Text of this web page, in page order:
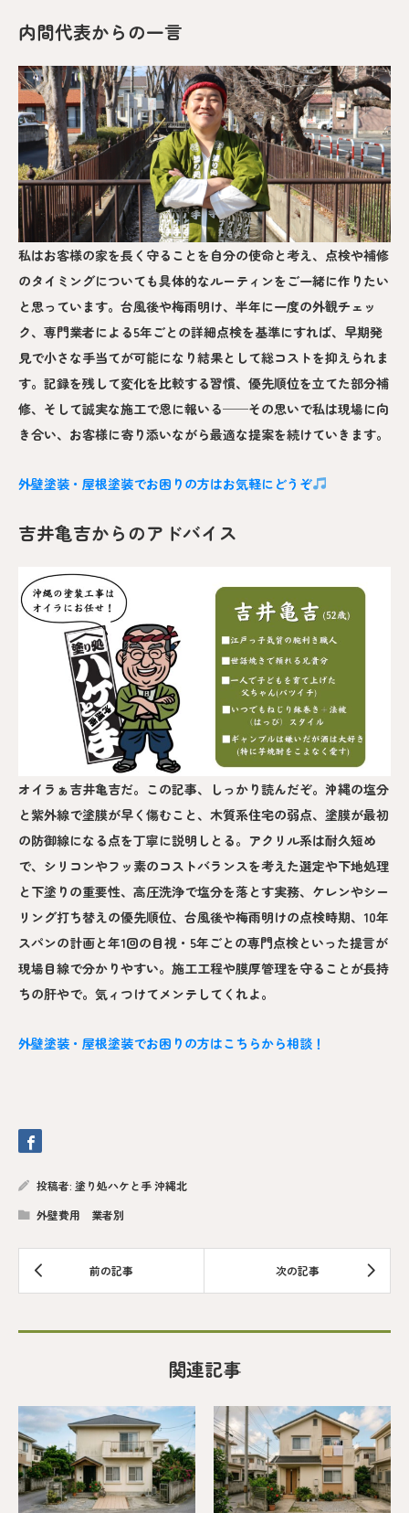
内間代表からの一言
私はお客様の家を長く守ることを自分の使命と考え、点検や補修
のタイミングについても具体的なルーティンをご一緒に作りたい
と思っています。台風後や梅雨明け、半年に一度の外観チェッ
ク、専門業者による5年ごとの詳細点検を基準にすれば、早期発
見で小さな手当てが可能になり結果として総コストを抑えられま
す。記録を残して変化を比較する習慣、優先順位を立てた部分補
修、そして誠実な施工で恩に報いる──その思いで私は現場に向
き合い、お客様に寄り添いながら最適な提案を続けていきます。
外壁塗装・屋根塗装でお困りの方はお気軽にどうぞ
吉井亀吉からのアドバイス
オイラぁ吉井亀吉だ。この記事、しっかり読んだぞ。沖縄の塩分
と紫外線で塗膜が早く傷むこと、木質系住宅の弱点、塗膜が最初
の防御線になる点を丁寧に説明しとる。アクリル系は耐久短め
で、シリコンやフッ素のコストバランスを考えた選定や下地処理
と下塗りの重要性、高圧洗浄で塩分を落とす実務、ケレンやシー
リング打ち替えの優先順位、台風後や梅雨明けの点検時期、10年
スパンの計画と年1回の目視・5年ごとの専門点検といった提言が
現場目線で分かりやすい。施工工程や膜厚管理を守ることが長持
ちの肝やで。気ィつけてメンテしてくれよ。
外壁塗装・屋根塗装でお困りの方はこちらから相談！
投稿者: 塗り処ハケと手 沖縄北
外壁費用 業者別
関連記事